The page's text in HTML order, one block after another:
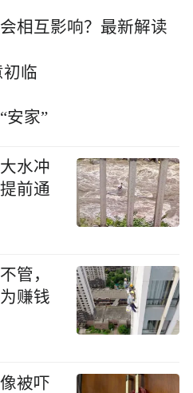
相互影响？最新解读
初临
安家”
水冲
前通
管，
赚钱
被吓